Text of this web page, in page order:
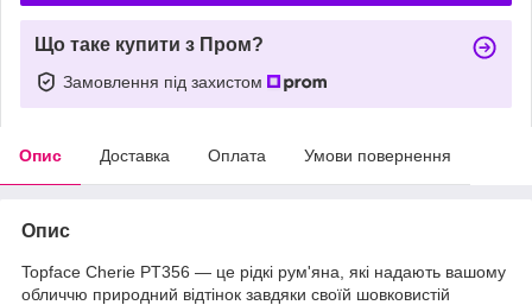
Що таке купити з Пром?
Замовлення під захистом
Опис Доставка Оплата Умови повернення
Опис
Topface Cherie PT356 — це рідкі рум'яна, які надають вашому
обличчю природний відтінок завдяки своїй шовковистій